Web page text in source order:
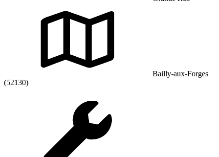
Bailly-aux-Forges
(52130)